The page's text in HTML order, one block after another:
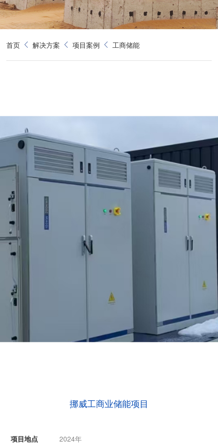
首页 解决方案 项目案例 工商储能
挪威工商业储能项目
项目地点
2024年